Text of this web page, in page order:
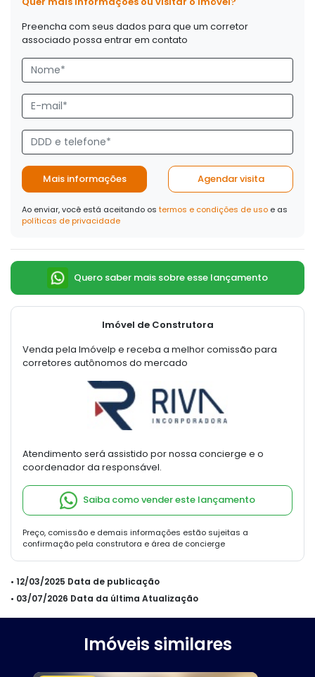
Preencha com seus dados para que um corretor
associado possa entrar em contato
Mais informações Agendar visita
Ao enviar, você está aceitando os termos e condições de uso e as
políticas de privacidade
Quero saber mais sobre esse lançamento
Imóvel de Construtora
Venda pela Imóvelp e receba a melhor comissão para
corretores autônomos do mercado
Atendimento será assistido por nossa concierge e o
coordenador da responsável.
Saiba como vender este lançamento
Preço, comissão e demais informações estão sujeitas a
confirmação pela construtora e área de concierge
• 12/03/2025 Data de publicação
• 03/07/2026 Data da última Atualização
Imóveis similares